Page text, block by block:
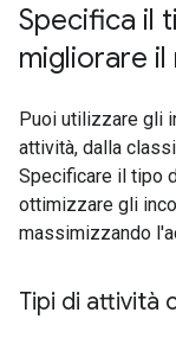
Specifica il
migliorare
Puoi utilizzare gli
attività, dalla
Specificare il tipo
ottimizzare gli
massimizzando
Tipi di attività